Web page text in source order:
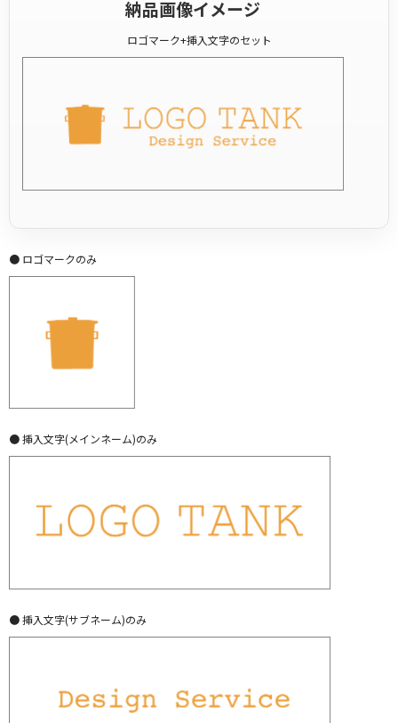
納品画像イメージ
ロゴマーク+挿入文字のセット
● ロゴマークのみ
● 挿入文字(メインネーム)のみ
● 挿入文字(サブネーム)のみ